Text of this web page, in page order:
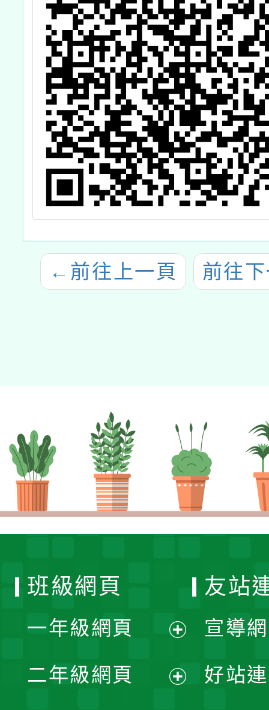
← 前往上一頁 前往
班級網頁
一年級網頁
開
二年級網頁
友站
宣導
好站